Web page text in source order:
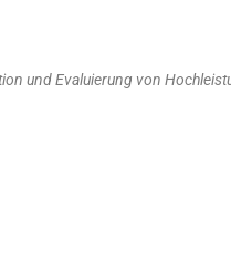
und Evaluierung von